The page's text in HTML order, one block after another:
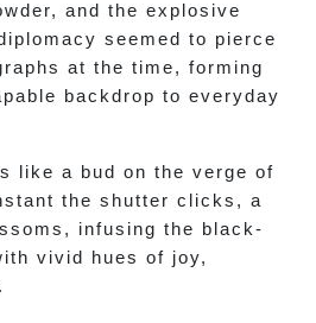
and the explosive
seemed to pierce
at the time, forming
backdrop to everyday
like a bud on the verge of
the shutter clicks, a
infusing the black-
vivid hues of joy,